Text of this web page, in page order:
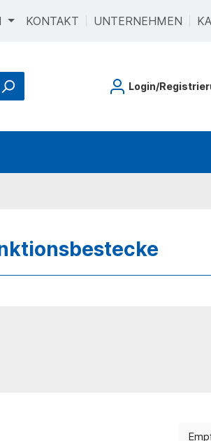
KONTAKT UNTERNEHMEN
Login/